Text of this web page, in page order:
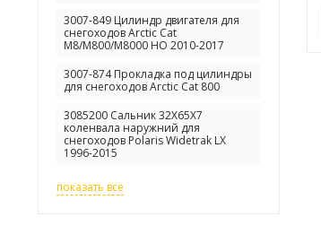
3007-849 Цилиндр двигателя для
снегоходов Arctic Cat
M8/M800/M8000 HO 2010-2017
3007-874 Прокладка под цилиндры
для снегоходов Arctic Cat 800
3085200 Сальник 32X65X7
коленвала наружний для
снегоходов Polaris Widetrak LX
1996-2015
показать все